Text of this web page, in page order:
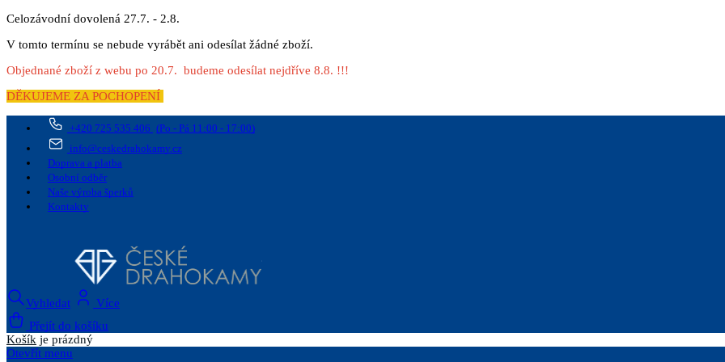
Celozávodní dovolená 27.7. - 2.8.
V tomto termínu se nebude vyrábět ani odesílat žádné zboží.
Objednané zboží z webu po 20.7. budeme odesílat nejdříve 8.8. !!!
DĚKUJEME ZA POCHOPENÍ
+420 725 535 406 (Po - Pá 11:00 - 17:00)
info@ceskedrahokamy.cz
Doprava a platba
Osobní odběr
Naše výroba šperků
Kontakty
Vyhledat
Více
Přejít do košíku
Košík je prázdný
Otevřít menu